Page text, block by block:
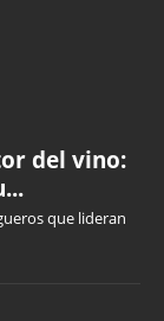
del vino:
que lideran